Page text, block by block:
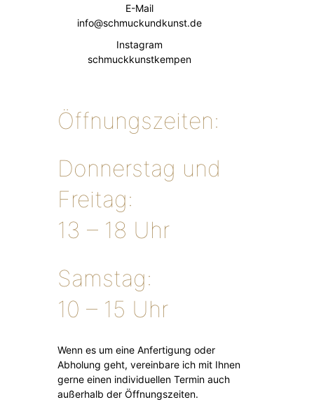
E-Mail
in­fo@​schmuckundkunst.​de
Instagram
schmuckkunstkempen
Öffnungszeiten:
Donnerstag und
Freitag:
13 – 18 Uhr
Samstag:
10 – 15 Uhr
Wenn es um eine Anfertigung oder
Abholung geht, vereinbare ich mit Ihnen
gerne einen individuellen Termin auch
außerhalb der Öffnungszeiten.